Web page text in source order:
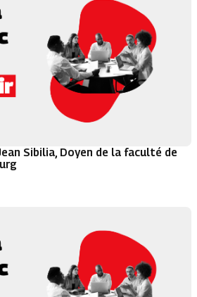
Sibilia, Doyen de la faculté de